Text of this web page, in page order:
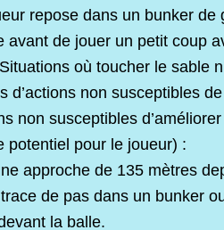
repose dans un bunker
avant de jouer un petit coup
où toucher le sable
d’actions non susceptibles
non susceptibles
potentiel pour le joueur) :
approche de 135 mètres
de pas dans un bunker
la balle.